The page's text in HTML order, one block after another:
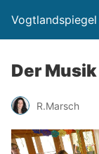
Vogtlandspiegel
Der
R.Marsch